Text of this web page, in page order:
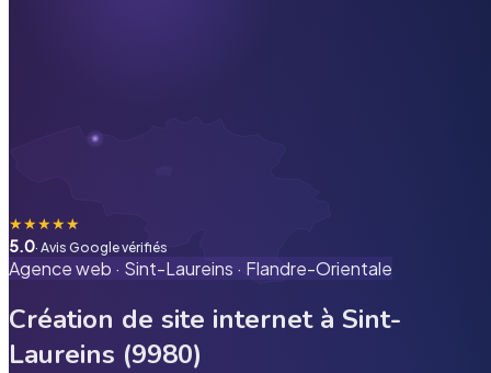
★★★★★
5.0· Avis Google vérifiés
Agence web · Sint-Laureins · Flandre-Orientale
Création de site internet à Sint-
Laureins (9980)